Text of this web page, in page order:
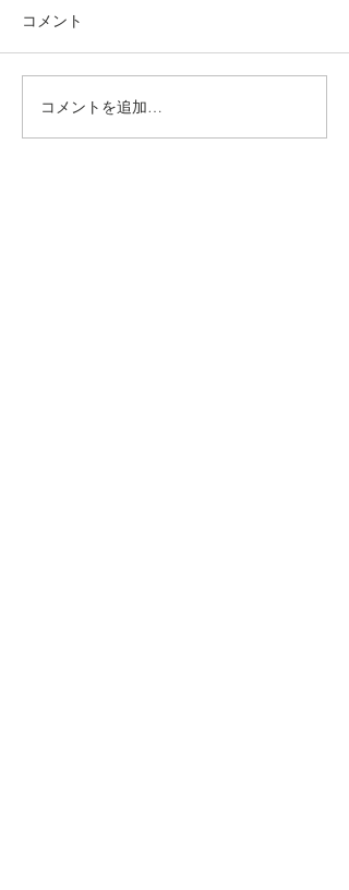
動かないところに、中心
がある。——ロジャース
コメント
コメントを追加…